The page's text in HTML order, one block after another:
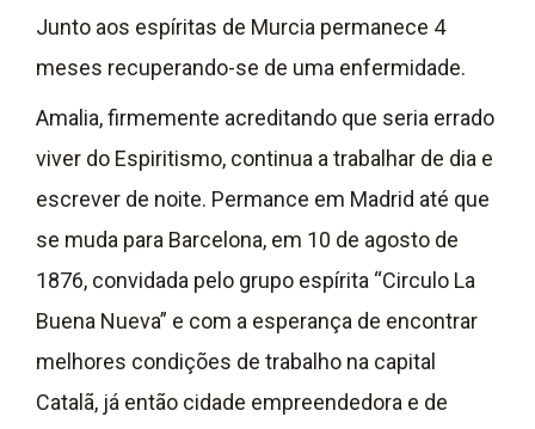
Junto aos espíritas de Murcia permanece 4
meses recuperando-se de uma enfermidade.
Amalia, firmemente acreditando que seria errado
viver do Espiritismo, continua a trabalhar de dia e
escrever de noite. Permance em Madrid até que
se muda para Barcelona, em 10 de agosto de
1876, convidada pelo grupo espírita “Circulo La
Buena Nueva” e com a esperança de encontrar
melhores condições de trabalho na capital
Catalã, já então cidade empreendedora e de